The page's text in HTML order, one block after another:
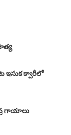
క్వారీలో
గాయాలు